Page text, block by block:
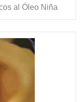
al Óleo Niña